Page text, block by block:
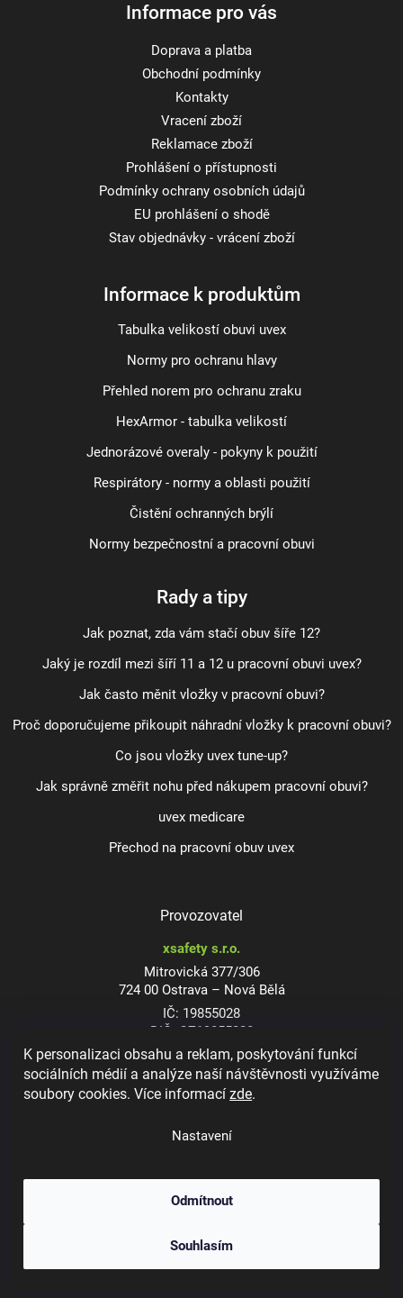
K personalizaci obsahu a reklam, poskytování funkcí
sociálních médií a analýze naší návštěvnosti využíváme
soubory cookies. Více informacízde.
Nastavení
Odmítnout
Souhlasím
Informace pro vás
Doprava a platba
Obchodní podmínky
Kontakty
Vracení zboží
Reklamace zboží
Prohlášení o přístupnosti
Podmínky ochrany osobních údajů
EU prohlášení o shodě
Stav objednávky - vrácení zboží
Informace k produktům
Tabulka velikostí obuvi uvex
Normy pro ochranu hlavy
Přehled norem pro ochranu zraku
HexArmor - tabulka velikostí
Jednorázové overaly - pokyny k použití
Respirátory - normy a oblasti použití
Čistění ochranných brýlí
Normy bezpečnostní a pracovní obuvi
Rady a tipy
Jak poznat, zda vám stačí obuv šíře 12?
Jaký je rozdíl mezi šíří 11 a 12 u pracovní obuvi uvex?
Jak často měnit vložky v pracovní obuvi?
Proč doporučujeme přikoupit náhradní vložky k pracovní obuvi?
Co jsou vložky uvex tune-up?
Jak správně změřit nohu před nákupem pracovní obuvi?
uvex medicare
Přechod na pracovní obuv uvex
Provozovatel
xsafety s.r.o.
Mitrovická 377/306
724 00 Ostrava – Nová Bělá
IČ: 19855028
DIČ: CZ19855028
Dioptrické ochranné brýle
Vytvořil Shoptet&Jakub Grác
. Všechna práva vyhrazena.